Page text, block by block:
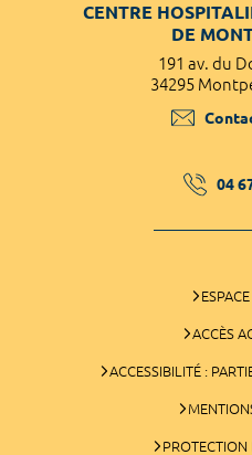
CENTRE
DE
191 av. du
34295
04
ACCÈS
ACCESSIBILITÉ :
PROTECTION